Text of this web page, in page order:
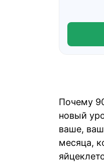
Почему
новый
ваше,
месяца,